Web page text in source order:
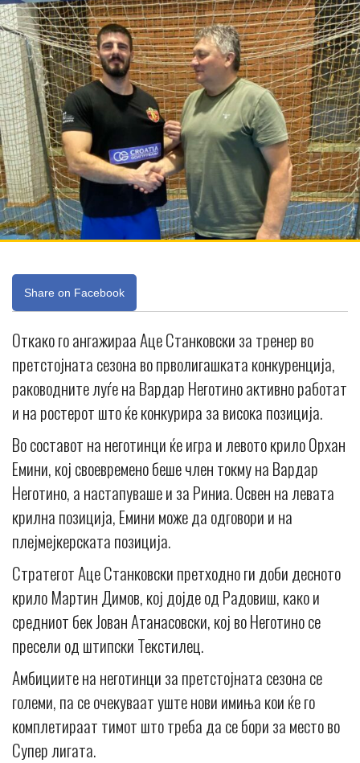
Share on Facebook
Откако го ангажираа Аце Станковски за тренер во
претстојната сезона во прволигашката конкуренција,
раководните луѓе на Вардар Неготино активно работат
и на ростерот што ќе конкурира за висока позиција.
Во составот на неготинци ќе игра и левото крило Орхан
Емини, кој своевремено беше член токму на Вардар
Неготино, а настапуваше и за Риниа. Освен на левата
крилна позиција, Емини може да одговори и на
плејмејкерската позиција.
Стратегот Аце Станковски претходно ги доби десното
крило Мартин Димов, кој дојде од Радовиш, како и
средниот бек Јован Атанасовски, кој во Неготино се
пресели од штипски Текстилец.
Амбициите на неготинци за претстојната сезона се
големи, па се очекуваат уште нови имиња кои ќе го
комплетираат тимот што треба да се бори за место во
Супер лигата.